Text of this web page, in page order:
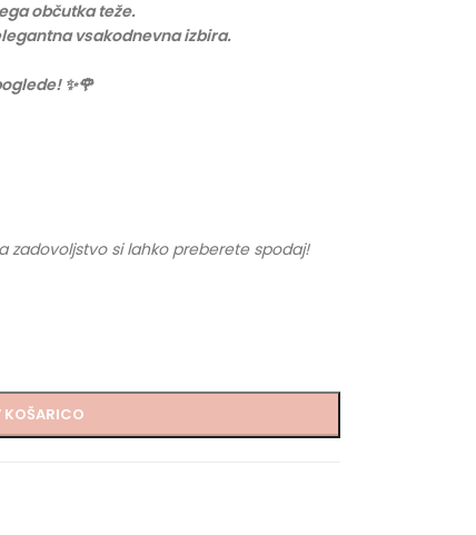
občutka teže.
vsakodnevna izbira.
✨🌹
zadovoljstvo si lahko preberete spodaj!